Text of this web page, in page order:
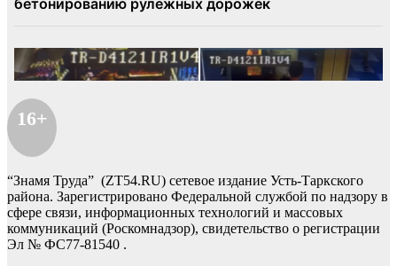
16+
“Знамя Труда” (ZT54.RU) сетевое издание Усть-Таркского
района. Зарегистрировано Федеральной службой по надзору в
сфере связи, информационных технологий и массовых
коммуникаций (Роскомнадзор), свидетельство о регистрации
Эл № ФС77-81540 .